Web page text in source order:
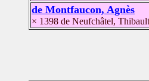
de Montfaucon, Agnès
× 1398 de Neufchâtel, Thibault